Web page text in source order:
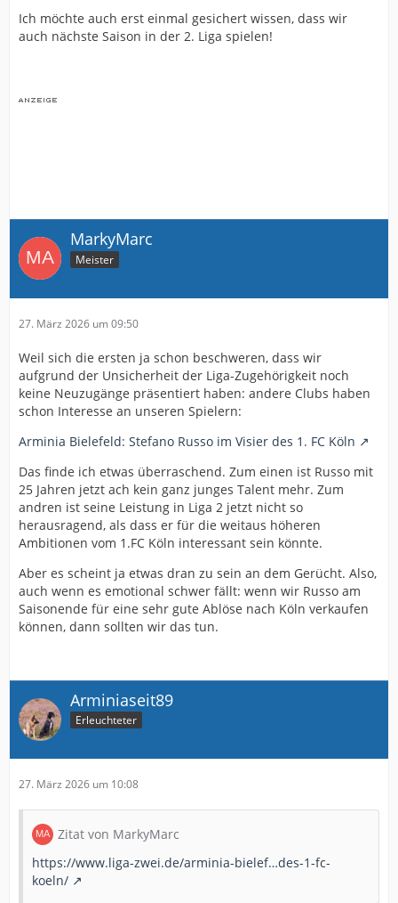
Ich möchte auch erst einmal gesichert wissen, dass wir
auch nächste Saison in der 2. Liga spielen!
MarkyMarc
Meister
27. März 2026 um 09:50
Weil sich die ersten ja schon beschweren, dass wir
aufgrund der Unsicherheit der Liga-Zugehörigkeit noch
keine Neuzugänge präsentiert haben: andere Clubs haben
schon Interesse an unseren Spielern:
Arminia Bielefeld: Stefano Russo im Visier des 1. FC Köln
Das finde ich etwas überraschend. Zum einen ist Russo mit
25 Jahren jetzt ach kein ganz junges Talent mehr. Zum
andren ist seine Leistung in Liga 2 jetzt nicht so
herausragend, als dass er für die weitaus höheren
Ambitionen vom 1.FC Köln interessant sein könnte.
Aber es scheint ja etwas dran zu sein an dem Gerücht. Also,
auch wenn es emotional schwer fällt: wenn wir Russo am
Saisonende für eine sehr gute Ablöse nach Köln verkaufen
können, dann sollten wir das tun.
Arminiaseit89
Erleuchteter
27. März 2026 um 10:08
Zitat von MarkyMarc
https://www.liga-zwei.de/arminia-bielef…des-1-fc-
koeln/